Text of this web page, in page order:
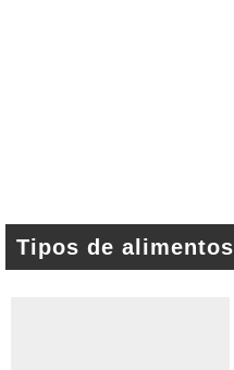
Tipos de alimentos